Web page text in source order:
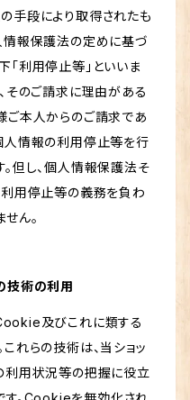
手段により取得されたも
情報保護法の定めに基づ
「利用停止等」といいま
そのご請求に理由がある
ご本人からのご請求であ
人情報の利用停止等を行
但し、個人情報保護法そ
利用停止等の義務を負わ
ん。
技術の利用
Cookie及びこれに類する
れらの技術は、当ショッ
利用状況等の把握に役立